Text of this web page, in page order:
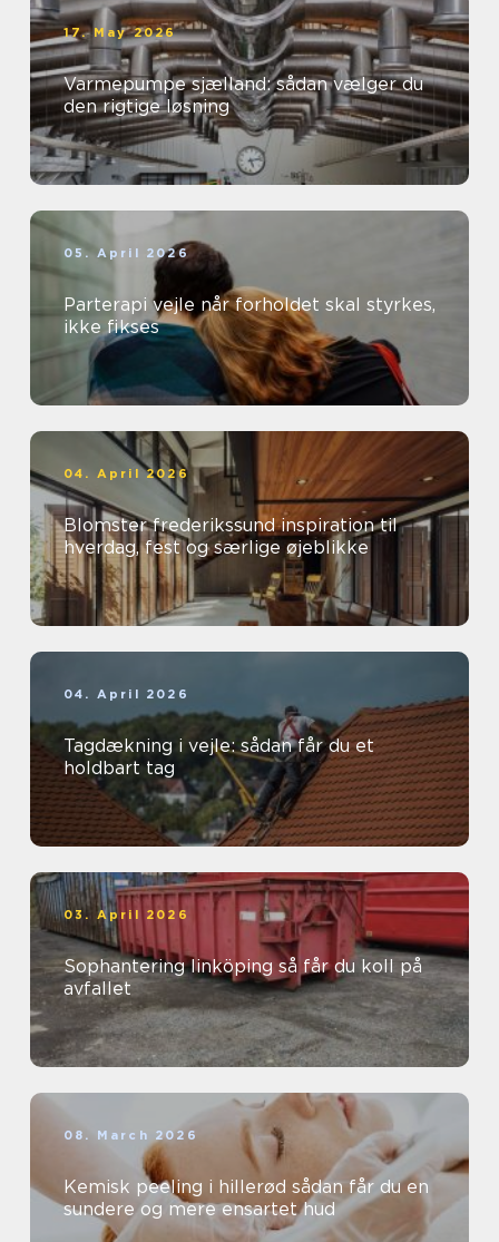
17. May 2026
Varmepumpe sjælland: sådan vælger du
den rigtige løsning
05. April 2026
Parterapi vejle når forholdet skal styrkes,
ikke fikses
04. April 2026
Blomster frederikssund inspiration til
hverdag, fest og særlige øjeblikke
04. April 2026
Tagdækning i vejle: sådan får du et
holdbart tag
03. April 2026
Sophantering linköping så får du koll på
avfallet
08. March 2026
Kemisk peeling i hillerød sådan får du en
sundere og mere ensartet hud